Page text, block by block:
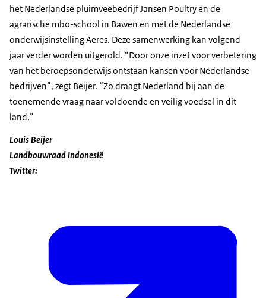
het Nederlandse pluimveebedrijf Jansen Poultryen de
agrarische mbo-school in Bawen en met de Nederlandse
onderwijsinstelling Aeres. Deze samenwerking kan volgend
jaar verder worden uitgerold. “Door onze inzet voor verbetering
van het beroepsonderwijs ontstaan kansen voor Nederlandse
bedrijven”, zegt Beijer. “Zo draagt Nederland bij aan de
toenemende vraag naar voldoende en veilig voedsel in dit
land.”
Louis Beijer
Landbouwraad Indonesië
Twitter: